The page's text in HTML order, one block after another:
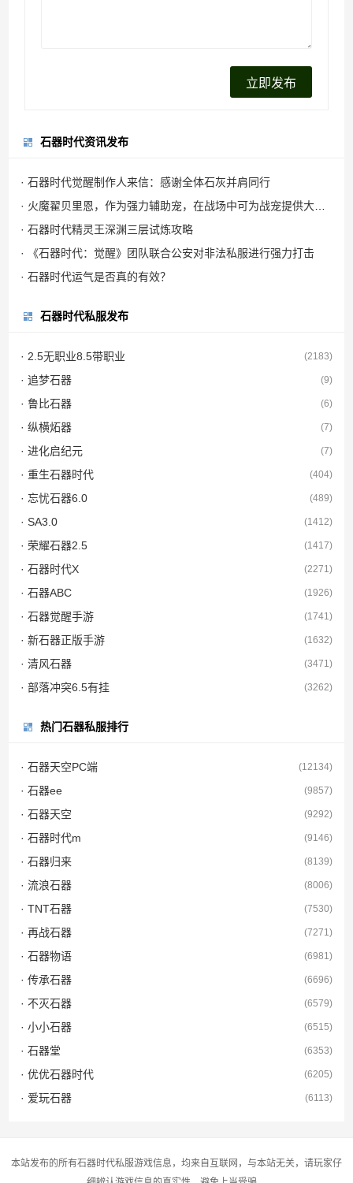
石器时代资讯发布
· 石器时代觉醒制作人来信：感谢全体石灰并肩同行
· 石器时代精灵王深渊三层试炼攻略
· 《石器时代：觉醒》团队联合公安对非法私服进行强力打击
· 石器时代运气是否真的有效？
石器时代私服发布
· 2.5无职业8.5带职业 (2183)
· 追梦石器 (9)
· 鲁比石器 (6)
· 纵横炻器 (7)
· 进化启纪元 (7)
· 重生石器时代 (404)
· 忘忧石器6.0 (489)
· SA3.0 (1412)
· 荣耀石器2.5 (1417)
· 石器时代X (2271)
· 石器ABC (1926)
· 石器觉醒手游 (1741)
· 新石器正版手游 (1632)
· 清风石器 (3471)
· 部落冲突6.5有挂 (3262)
热门石器私服排行
· 石器天空PC端 (12134)
· 石器ee (9857)
· 石器天空 (9292)
· 石器时代m (9146)
· 石器归来 (8139)
· 流浪石器 (8006)
· TNT石器 (7530)
· 再战石器 (7271)
· 石器物语 (6981)
· 传承石器 (6696)
· 不灭石器 (6579)
· 小小石器 (6515)
· 石器堂 (6353)
· 优优石器时代 (6205)
· 爱玩石器 (6113)
本站发布的所有石器时代私服游戏信息，均来自互联网，与本站无关，请玩家仔